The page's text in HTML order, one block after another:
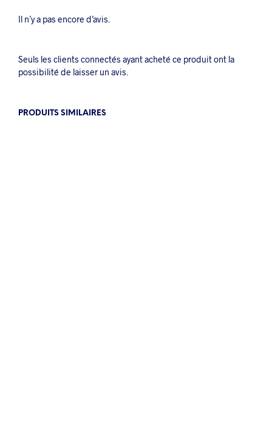
Il n’y a pas encore d’avis.
Seuls les clients connectés ayant acheté ce produit ont la
possibilité de laisser un avis.
PRODUITS SIMILAIRES